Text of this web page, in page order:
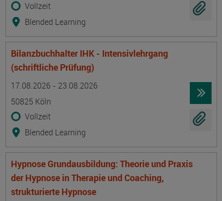
Vollzeit
Blended Learning
Bilanzbuchhalter IHK - Intensivlehrgang
(schriftliche Prüfung)
17.08.2026 - 23.08.2026
50825 Köln
Vollzeit
Blended Learning
Hypnose Grundausbildung: Theorie und Praxis
der Hypnose in Therapie und Coaching,
strukturierte Hypnose